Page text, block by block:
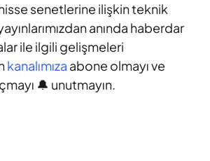
senetlerine ilişkin teknik
anında haberdar
ile ilgili gelişmeleri
kanalımıza abone olmayı ve
🔔 unutmayın.